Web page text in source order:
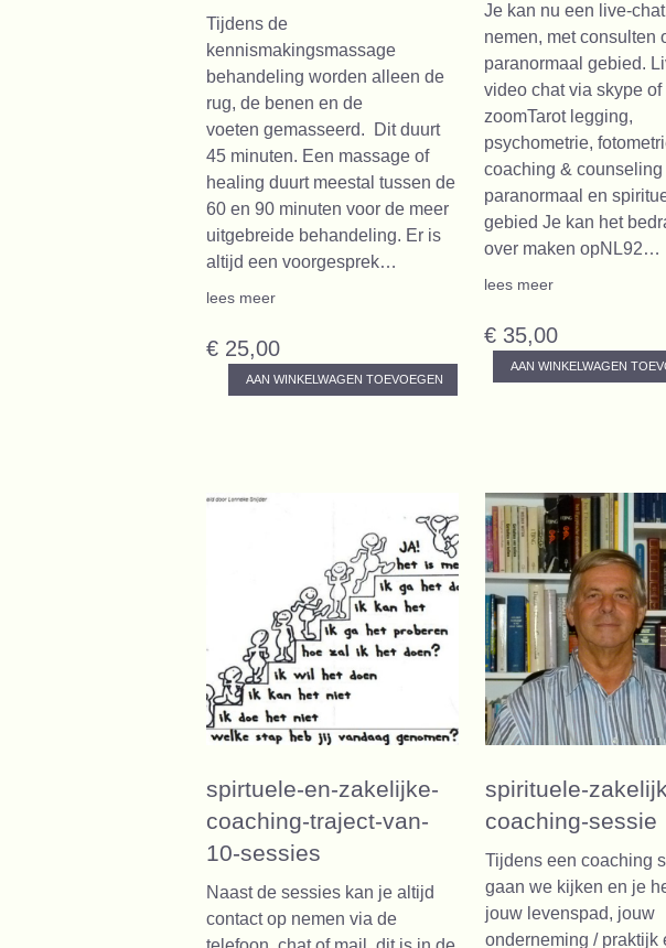
Tijdens de
kennismakingsmassage
behandeling worden alleen de
rug, de benen en de
voeten gemasseerd. Dit duurt
45 minuten. Een massage of
healing duurt meestal tussen de
60 en 90 minuten voor de meer
uitgebreide behandeling. Er is
altijd een voorgesprek…
lees meer
€ 25,00
AAN WINKELWAGEN TOEVOEGEN
Je kan nu een live-
nemen, met consulten
paranormaal gebied.
video chat via skype of
zoomTarot legging,
psychometrie,
coaching & counseling
paranormaal en
gebied Je kan het
over maken opNL92…
lees meer
€ 35,00
AAN WINKELWAGEN
spirtuele-en-zakelijke-
coaching-traject-van-
10-sessies
Naast de sessies kan je altijd
contact op nemen via de
spirituele-
coaching-sessie
Tijdens een coaching
gaan we kijken en je
jouw levenspad, jouw
onderneming / praktijk